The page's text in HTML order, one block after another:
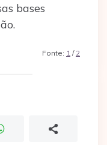
bases
Fonte: 1 / 2